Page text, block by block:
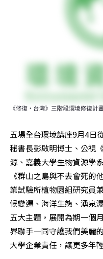
《修復・台灣》三階段環境修復計
五場全台環境講座9月4日
秘書長彭啟明博士、公視
源、嘉義大學生物資源學
《群山之島與不去會死的
業試驗所植物園組研究員
候變遷、海洋生態、湧泉
五大主題，展開為期一個
界聯手一同守護我們美麗
大學企業責任，讓更多年